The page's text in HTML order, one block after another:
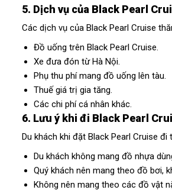
5. Dịch vụ của Black Pearl
Các dịch vụ của Black Pearl Cruise
Đồ uống trên Black Pearl Cruise.
Xe đưa đón từ Hà Nội.
Phụ thu phí mang đồ uống lên tàu.
Thuế giá trị gia tăng.
Các chi phí cá nhân khác.
6. Lưu ý khi đi Black Pearl
Du khách khi đặt Black Pearl Cruise
Du khách không mang đồ nhựa
Quý khách nên mang theo đồ bơi,
Không nên mang theo các đồ vật